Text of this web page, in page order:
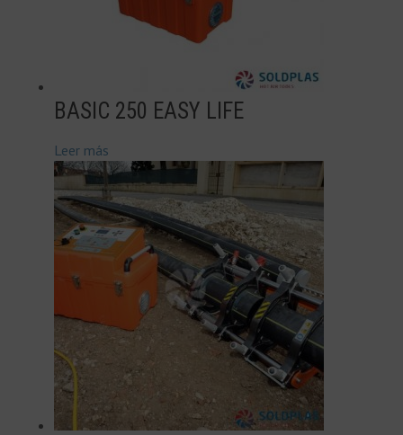
BASIC 250 EASY LIFE
Leer más